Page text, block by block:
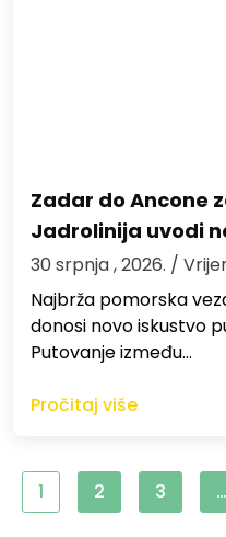
Zadar do Ancone
Jadrolinija uvodi
30 srpnja , 2026. /
Najbrža pomorska
donosi novo iskustvo
Putovanje između…
Pročitaj više
1 2 3 …